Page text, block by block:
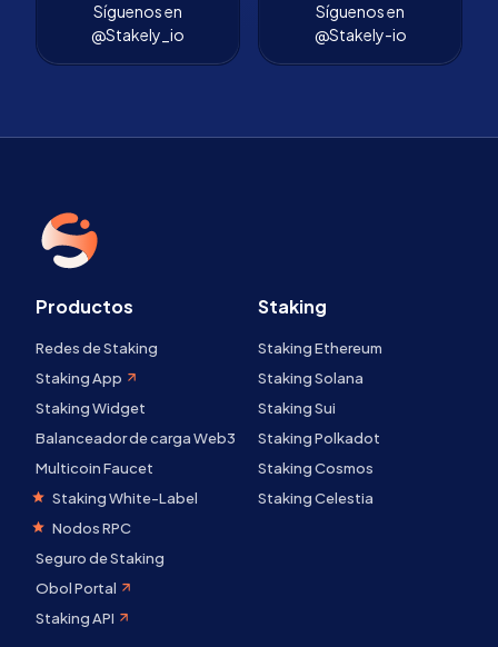
Síguenos en
@Stakely_io
Síguenos en
@Stakely-io
Productos
Redes de Staking
Staking App
Staking Widget
Balanceador de carga Web3
Multicoin Faucet
Staking White-Label
Nodos RPC
Seguro de Staking
Obol Portal
Staking API
Staking
Staking Ethereum
Staking Solana
Staking Sui
Staking Polkadot
Staking Cosmos
Staking Celestia